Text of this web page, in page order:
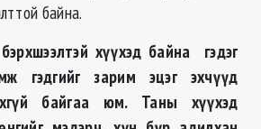
байна.
хүүхэд байна гэдэг
гэдгийг зарим эцэг эхчүүд
байгаа юм. Таны хүүхэд